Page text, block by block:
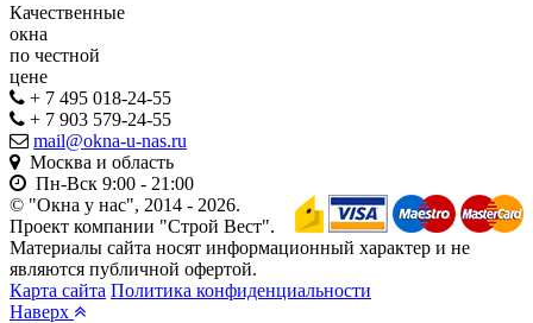
Качественные
окна
по честной
цене
+ 7 495 018-24-55
+ 7 903 579-24-55
mail@okna-u-nas.ru
Москва и область
Пн-Вск 9:00 - 21:00
© "Окна у нас", 2014 - 2026.
Проект компании "Строй Вест".
Материалы сайта носят информационный характер и не
являются публичной офертой.
Карта сайта Политика конфиденциальности
Наверх